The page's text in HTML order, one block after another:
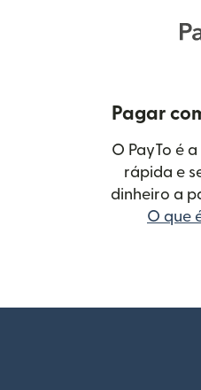
Pagar
O PayTo é
rápida e
dinheiro a
O que